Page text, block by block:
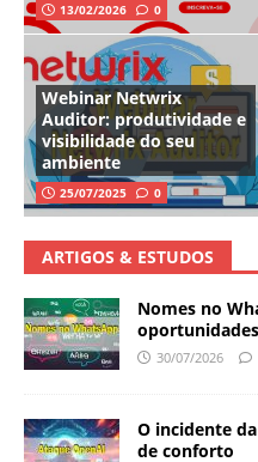
13/02/2026 0
Webinar Netwrix
Auditor: produtividade e
visibilidade do seu
ambiente
25/07/2025 0
ARTIGOS & ESTUDOS
Nomes no
30/07/2026
O incidente
de conforto